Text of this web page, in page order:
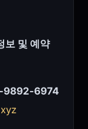
보 및 예약
9892-6974